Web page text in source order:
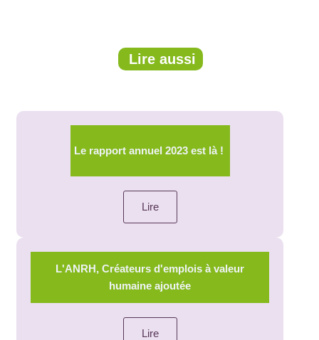
Lire aussi
Le rapport annuel 2023 est là !
Lire
L'ANRH, Créateurs d'emplois à valeur
humaine ajoutée
Lire